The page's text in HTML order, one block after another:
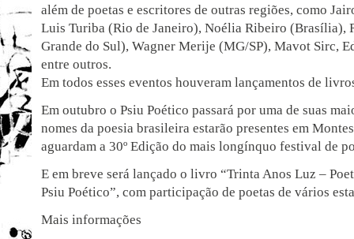
além de poetas e escritores de outras regiões, como
Luis Turiba (Rio de Janeiro), Noélia Ribeiro (Brasília),
Grande do Sul), Wagner Merije (MG/SP), Mavot Sirc,
entre outros.
Em todos esses eventos houveram lançamentos de
Em outubro o Psiu Poético passará por uma de suas
nomes da poesia brasileira estarão presentes em
aguardam a 30º Edição do mais longínquo festival de
E em breve será lançado o livro “Trinta Anos Luz –
Psiu Poético”, com participação de poetas de vários
Mais informações